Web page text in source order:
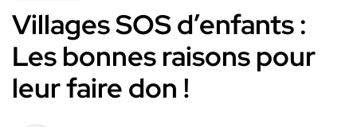
Villages SOS d’enfants :
Les bonnes raisons pour
leur faire don !